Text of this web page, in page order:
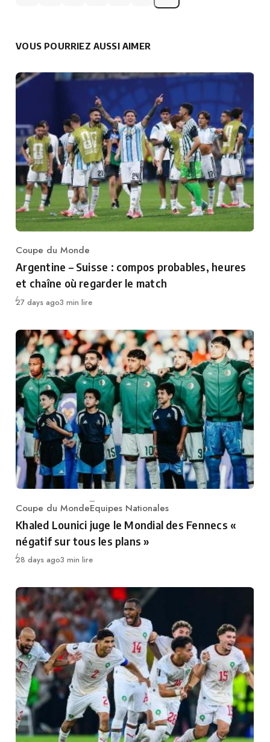
VOUS POURRIEZ AUSSI AIMER
Category
Coupe du Monde
Argentine – Suisse : compos probables, heures
et chaîne où regarder le match
Publié
27 days ago3 min lire
Category
Coupe du MondeEquipes Nationales
Khaled Lounici juge le Mondial des Fennecs «
négatif sur tous les plans »
Publié
28 days ago3 min lire